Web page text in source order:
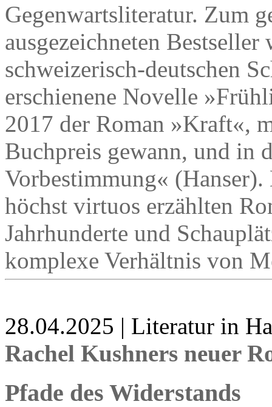
Gegenwartsliteratur. Zum
ausgezeichneten
schweizerisch-deutschen
erschienene Novelle
2017 der Roman »Kraft«,
Buchpreis gewann, und in
Vorbestimmung«
höchst virtuos erzählten
Jahrhunderte und
komplexe Verhältnis von
28.04.2025 | Literatur in
Rachel Kushners neuer
Pfade des Widerstands